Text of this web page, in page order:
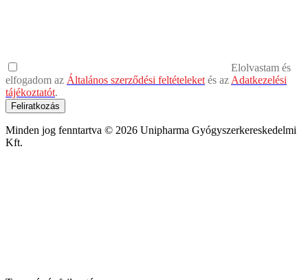
Elolvastam és
elfogadom az Általános szerződési feltételeket és az Adatkezelési
tájékoztatót.
Feliratkozás
Minden jog fenntartva © 2026 Unipharma Gyógyszerkereskedelmi
Kft.